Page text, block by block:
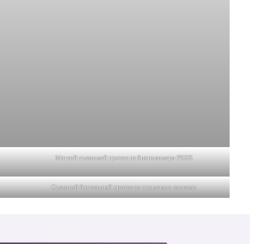
Мягкий съемныей протез из биополимера РЕЕК
Съемный бюгельный протез со скрытыми замками